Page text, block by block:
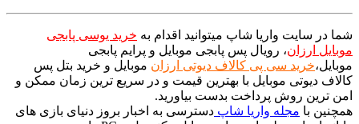
شما در سایت واریا شاپ میتوانید اقدام به خرید یوسی پابجی
موبایل ارزان، رویال پس پابجی موبایل و پرایم پابجی
موبایل،خرید سی پی کالاف دیوتی ارزان موبایل و خرید بتل پس
کالاف دیوتی موبایل با بهترین قیمت و در سریع ترین زمان ممکن و
امن ترین روش پرداخت بدست بیاورید.
همچنین با مجله واریا شاپ دسترسی به اخبار بروز دنیای بازی های